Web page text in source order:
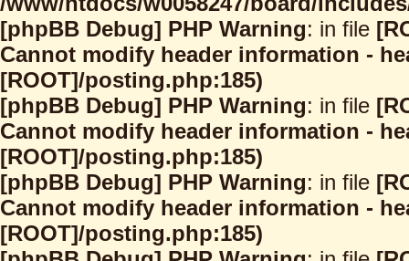
[phpBB Debug] PHP Warning: in file
Cannot modify header information -
[ROOT]/posting.php:185)
[phpBB Debug] PHP Warning: in file
Cannot modify header information -
[ROOT]/posting.php:185)
[phpBB Debug] PHP Warning: in file
Cannot modify header information -
[ROOT]/posting.php:185)